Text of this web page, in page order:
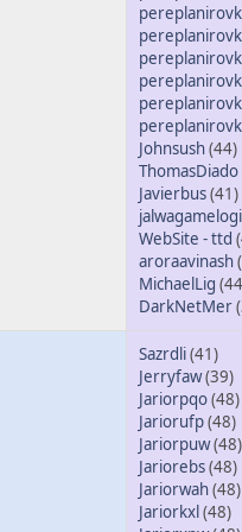
Johnsush(44)
ThomasDiado
Javierbus(41)
WebSite - ttd
aroraavinash
MichaelLig
DarkNetMer
Sazrdli(41)
Jerryfaw(39)
Jariorpqo(48)
Jariorufp(48)
Jariorpuw(48)
Jariorebs(48)
Jariorwah(48)
Jariorkxl(48)